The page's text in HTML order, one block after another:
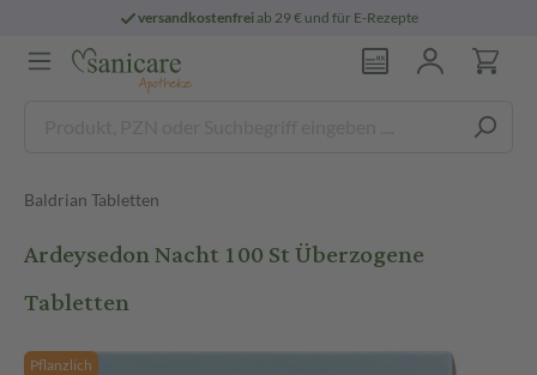
versandkostenfreiab 29 € und für E-Rezepte
Baldrian Tabletten
Ardeysedon Nacht 100 St Überzogene
Tabletten
Pflanzlich